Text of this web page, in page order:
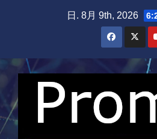
日. 8月 9th, 2026